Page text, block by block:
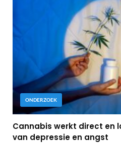
ONDERZOEK
Cannabis werkt direct en
van depressie en angst